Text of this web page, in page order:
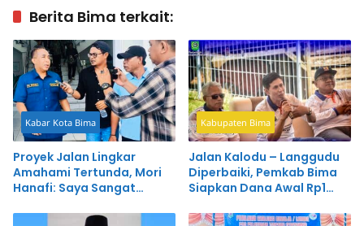
Berita Bima terkait:
Kabar Kota Bima
Proyek Jalan Lingkar
Amahami Tertunda, Mori
Hanafi: Saya Sangat
Kabupaten Bima
Jalan Kalodu – Langgudu
Diperbaiki, Pemkab Bima
Siapkan Dana Awal Rp1